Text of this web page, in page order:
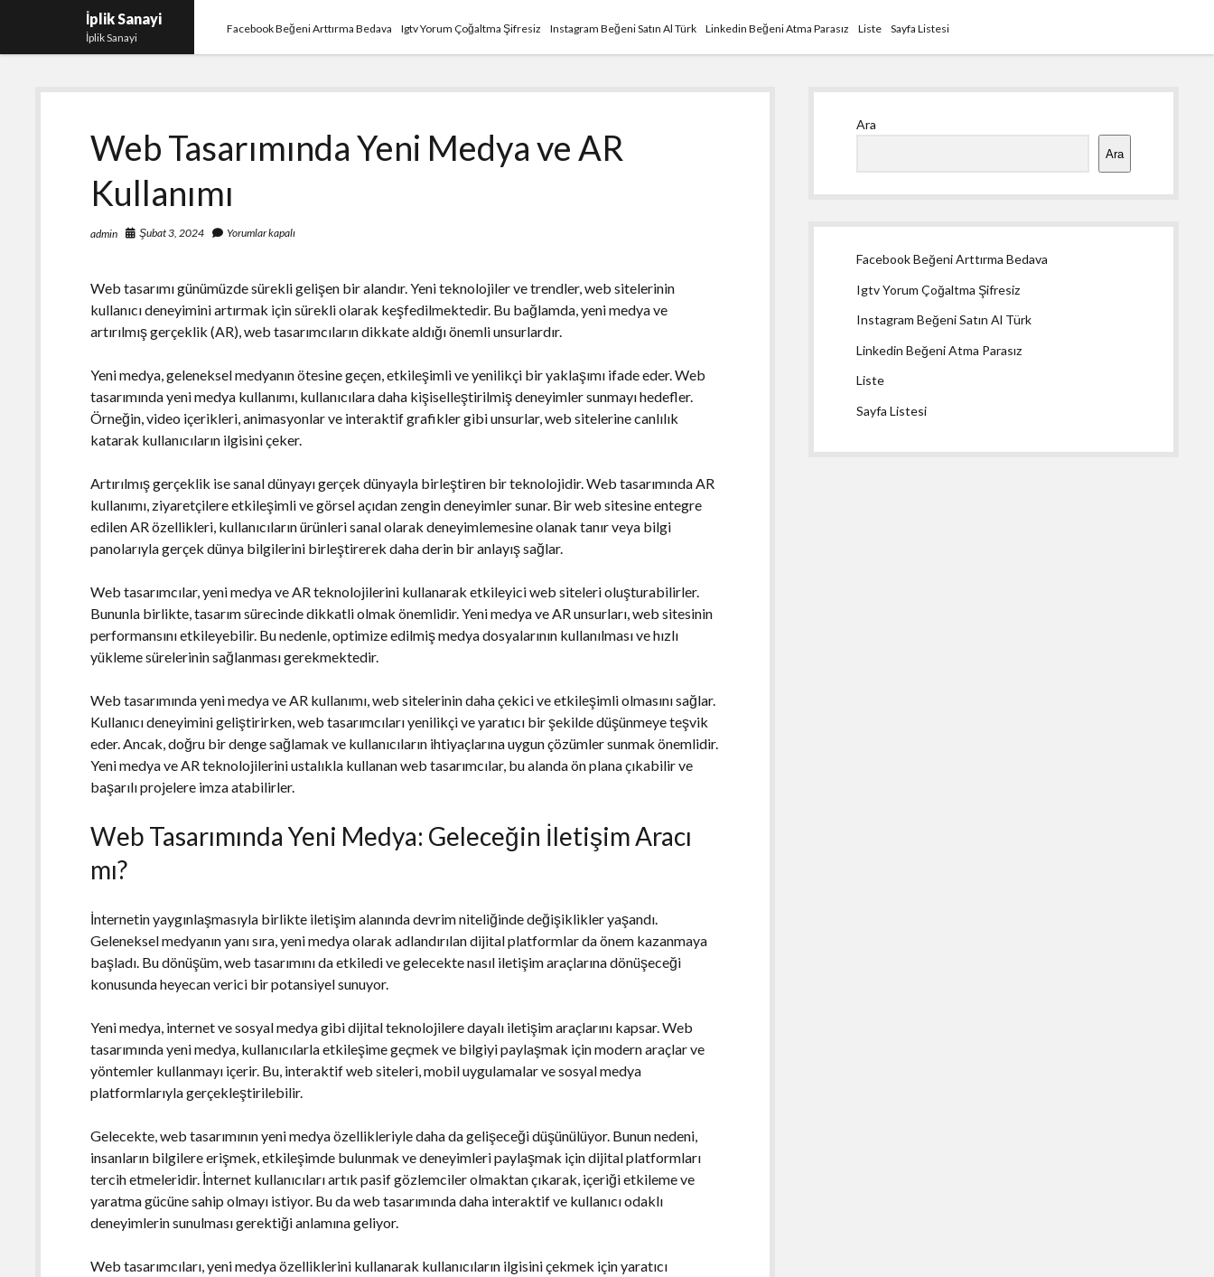
İplik Sanayi
İplik Sanayi
Facebook Beğeni Arttırma Bedava Igtv Yorum Çoğaltma Şifresiz Instagram Beğeni Satın Al Türk Linkedin Beğeni Atma Parasız Liste Sayfa Listesi
Web Tasarımında Yeni Medya ve AR
Kullanımı
admin Şubat 3, 2024 Yorumlar kapalı
Web tasarımı günümüzde sürekli gelişen bir alandır. Yeni teknolojiler ve trendler, web sitelerinin
kullanıcı deneyimini artırmak için sürekli olarak keşfedilmektedir. Bu bağlamda, yeni medya ve
artırılmış gerçeklik (AR), web tasarımcıların dikkate aldığı önemli unsurlardır.
Yeni medya, geleneksel medyanın ötesine geçen, etkileşimli ve yenilikçi bir yaklaşımı ifade eder. Web
tasarımında yeni medya kullanımı, kullanıcılara daha kişiselleştirilmiş deneyimler sunmayı hedefler.
Örneğin, video içerikleri, animasyonlar ve interaktif grafikler gibi unsurlar, web sitelerine canlılık
katarak kullanıcıların ilgisini çeker.
Artırılmış gerçeklik ise sanal dünyayı gerçek dünyayla birleştiren bir teknolojidir. Web tasarımında AR
kullanımı, ziyaretçilere etkileşimli ve görsel açıdan zengin deneyimler sunar. Bir web sitesine entegre
edilen AR özellikleri, kullanıcıların ürünleri sanal olarak deneyimlemesine olanak tanır veya bilgi
panolarıyla gerçek dünya bilgilerini birleştirerek daha derin bir anlayış sağlar.
Web tasarımcılar, yeni medya ve AR teknolojilerini kullanarak etkileyici web siteleri oluşturabilirler.
Bununla birlikte, tasarım sürecinde dikkatli olmak önemlidir. Yeni medya ve AR unsurları, web sitesinin
performansını etkileyebilir. Bu nedenle, optimize edilmiş medya dosyalarının kullanılması ve hızlı
yükleme sürelerinin sağlanması gerekmektedir.
Web tasarımında yeni medya ve AR kullanımı, web sitelerinin daha çekici ve etkileşimli olmasını sağlar.
Kullanıcı deneyimini geliştirirken, web tasarımcıları yenilikçi ve yaratıcı bir şekilde düşünmeye teşvik
eder. Ancak, doğru bir denge sağlamak ve kullanıcıların ihtiyaçlarına uygun çözümler sunmak önemlidir.
Yeni medya ve AR teknolojilerini ustalıkla kullanan web tasarımcılar, bu alanda ön plana çıkabilir ve
başarılı projelere imza atabilirler.
Web Tasarımında Yeni Medya: Geleceğin İletişim Aracı
mı?
İnternetin yaygınlaşmasıyla birlikte iletişim alanında devrim niteliğinde değişiklikler yaşandı.
Geleneksel medyanın yanı sıra, yeni medya olarak adlandırılan dijital platformlar da önem kazanmaya
başladı. Bu dönüşüm, web tasarımını da etkiledi ve gelecekte nasıl iletişim araçlarına dönüşeceği
konusunda heyecan verici bir potansiyel sunuyor.
Yeni medya, internet ve sosyal medya gibi dijital teknolojilere dayalı iletişim araçlarını kapsar. Web
tasarımında yeni medya, kullanıcılarla etkileşime geçmek ve bilgiyi paylaşmak için modern araçlar ve
yöntemler kullanmayı içerir. Bu, interaktif web siteleri, mobil uygulamalar ve sosyal medya
platformlarıyla gerçekleştirilebilir.
Gelecekte, web tasarımının yeni medya özellikleriyle daha da gelişeceği düşünülüyor. Bunun nedeni,
insanların bilgilere erişmek, etkileşimde bulunmak ve deneyimleri paylaşmak için dijital platformları
tercih etmeleridir. İnternet kullanıcıları artık pasif gözlemciler olmaktan çıkarak, içeriği etkileme ve
yaratma gücüne sahip olmayı istiyor. Bu da web tasarımında daha interaktif ve kullanıcı odaklı
deneyimlerin sunulması gerektiği anlamına geliyor.
Web tasarımcıları, yeni medya özelliklerini kullanarak kullanıcıların ilgisini çekmek için yaratıcı
Ara
Ara
Facebook Beğeni Arttırma Bedava
Igtv Yorum Çoğaltma Şifresiz
Instagram Beğeni Satın Al Türk
Linkedin Beğeni Atma Parasız
Liste
Sayfa Listesi